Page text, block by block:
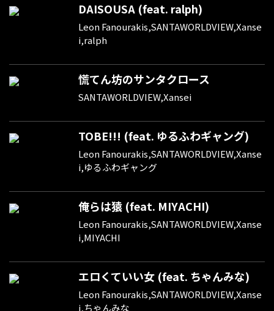
DAISOUSA (feat. ralph)
Leon Fanourakis,SANTAWORLDVIEW,Xanse
i,ralph
慌てん坊のサンタクロース
SANTAWORLDVIEW,Xansei
TOBE!!! (feat. ゆるふわギャング)
Leon Fanourakis,SANTAWORLDVIEW,Xanse
i,ゆるふわギャング
俺らは猿 (feat. MIYACHI)
Leon Fanourakis,SANTAWORLDVIEW,Xanse
i,MIYACHI
エロくていい女 (feat. ちゃんみな)
Leon Fanourakis,SANTAWORLDVIEW,Xanse
i,ちゃんみな